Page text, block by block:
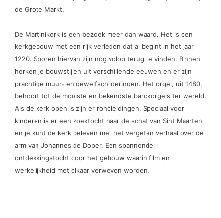
de Grote Markt.
De Martinikerk is een bezoek meer dan waard. Het is een
kerkgebouw met een rijk verleden dat al begint in het jaar
1220. Sporen hiervan zijn nog volop terug te vinden. Binnen
herken je bouwstijlen uit verschillende eeuwen en er zijn
prachtige muur- en gewelfschilderingen. Het orgel, uit 1480,
behoort tot de mooiste en bekendste barokorgels ter wereld.
Als de kerk open is zijn er rondleidingen. Speciaal voor
kinderen is er een zoektocht naar de schat van Sint Maarten
en je kunt de kerk beleven met het vergeten verhaal over de
arm van Johannes de Doper. Een spannende
ontdekkingstocht door het gebouw waarin film en
werkelijkheid met elkaar verweven worden.